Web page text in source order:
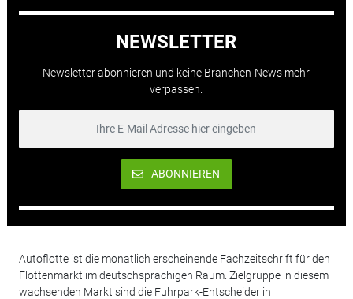
NEWSLETTER
Newsletter abonnieren und keine Branchen-News mehr
verpassen.
ABONNIEREN
Autoflotte ist die monatlich erscheinende Fachzeitschrift für den
Flottenmarkt im deutschsprachigen Raum. Zielgruppe in diesem
wachsenden Markt sind die Fuhrpark-Entscheider in